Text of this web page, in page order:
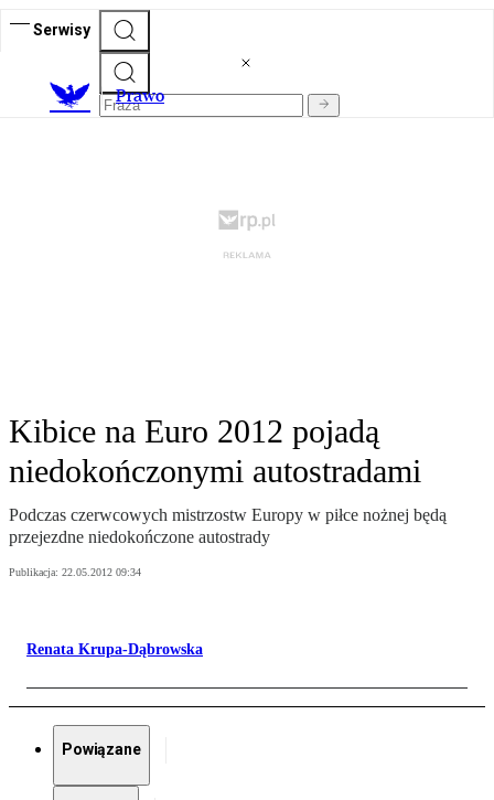
Serwisy
Prawo
Kibice na Euro 2012 pojadą
niedokończonymi autostradami
Podczas czerwcowych mistrzostw Europy w piłce nożnej będą
przejezdne niedokończone autostrady
Publikacja: 22.05.2012 09:34
Renata Krupa-Dąbrowska
Powiązane